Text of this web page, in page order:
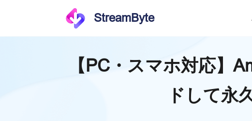
StreamByte
【PC・スマホ対応】
ドして永